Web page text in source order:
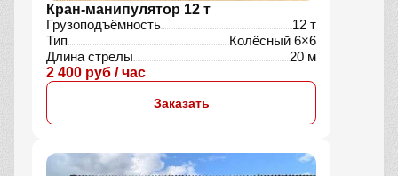
Кран-манипулятор 12 т
Грузоподъёмность
12 т
Тип
Колёсный 6×6
Длина стрелы
20 м
2 400 руб / час
Заказать